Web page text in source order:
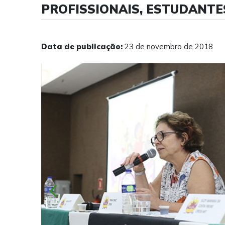
PROFISSIONAIS,
Data de publicação: 23 de novembro de 2018
chevron_left